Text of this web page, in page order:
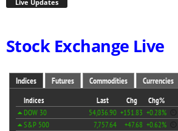
Live Updates
Stock Exchange Live